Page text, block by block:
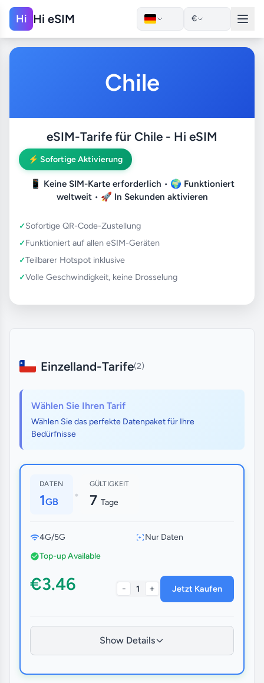
Hi Hi eSIM €
Chile
eSIM-Tarife für Chile - Hi eSIM
⚡ Sofortige Aktivierung
📱 Keine SIM-Karte erforderlich • 🌍 Funktioniert
weltweit• 🚀 In Sekunden aktivieren
Sofortige QR-Code-Zustellung
Funktioniert auf allen eSIM-Geräten
Teilbarer Hotspot inklusive
Volle Geschwindigkeit, keine Drosselung
Einzelland-Tarife(2)
Wählen Sie Ihren Tarif
Wählen Sie das perfekte Datenpaket für Ihre
Bedürfnisse
DATEN
1GB •
GÜLTIGKEIT
7 Tage
4G/5G
Nur Daten
Top-up Available
€3.46 - 1 + Jetzt Kaufen
Show Details